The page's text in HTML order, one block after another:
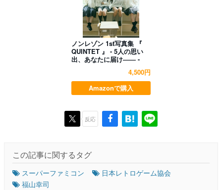
ノンレゾン 1st写真集 『
QUINTET 』 - 5人の思い
出、あなたに届け―― -
4,500円
Amazonで購入
反応
この記事に関するタグ
スーパーファミコン
日本レトロゲーム協会
福山幸司